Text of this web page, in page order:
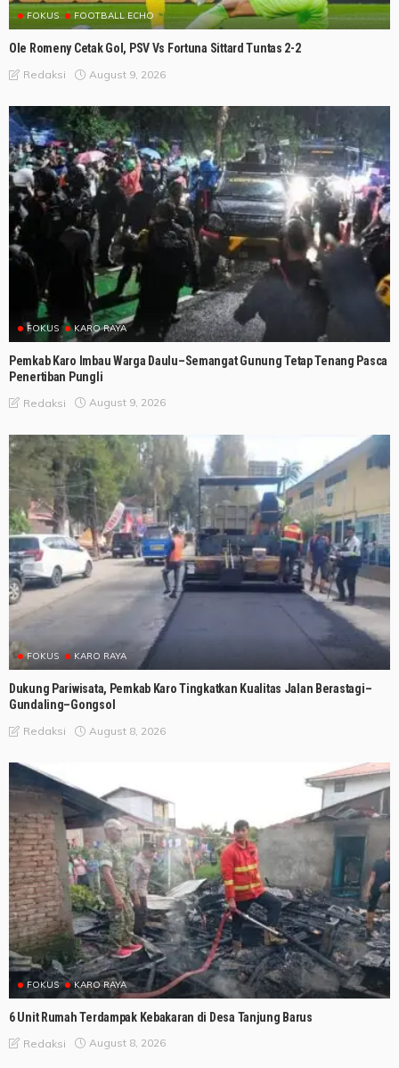
FOKUS FOOTBALL ECHO
Ole Romeny Cetak Gol, PSV Vs Fortuna Sittard Tuntas 2-2
Redaksi August 9, 2026
FOKUS KARO RAYA
Pemkab Karo Imbau Warga Daulu–Semangat Gunung Tetap Tenang Pasca
Penertiban Pungli
Redaksi August 9, 2026
FOKUS KARO RAYA
Dukung Pariwisata, Pemkab Karo Tingkatkan Kualitas Jalan Berastagi–
Gundaling–Gongsol
Redaksi August 8, 2026
FOKUS KARO RAYA
6 Unit Rumah Terdampak Kebakaran di Desa Tanjung Barus
Redaksi August 8, 2026